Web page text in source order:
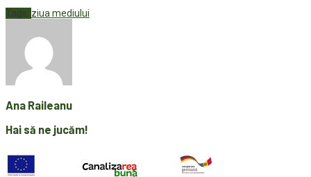
Tags: ziua mediului
Ana Raileanu
Hai să ne jucăm!